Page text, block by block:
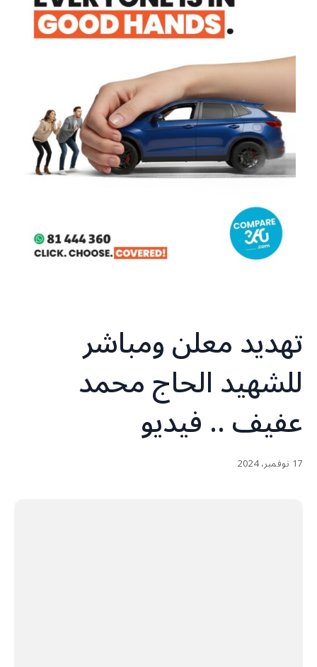
تهديد معلن ومباشر
للشهيد الحاج محمد
عفيف .. فيديو
17 نوفمبر، 2024